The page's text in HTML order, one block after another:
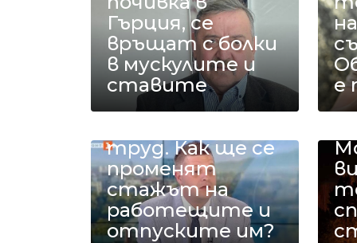
Гърция, се
връщат с болки
в мускулите и
ставите
е
труд. Как ще се
променят
стажът на
работещите и
отпуските им?